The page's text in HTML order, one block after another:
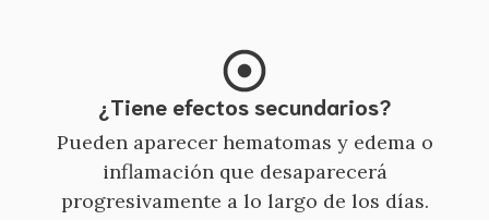
¿Tiene efectos secundarios?
Pueden aparecer hematomas y edema o
inflamación que desaparecerá
progresivamente a lo largo de los días.